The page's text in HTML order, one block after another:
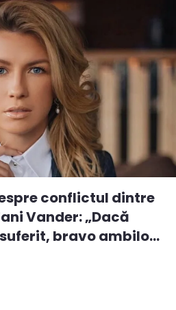
conflictul dintre
Vander: „Dacă
bravo ambilo...